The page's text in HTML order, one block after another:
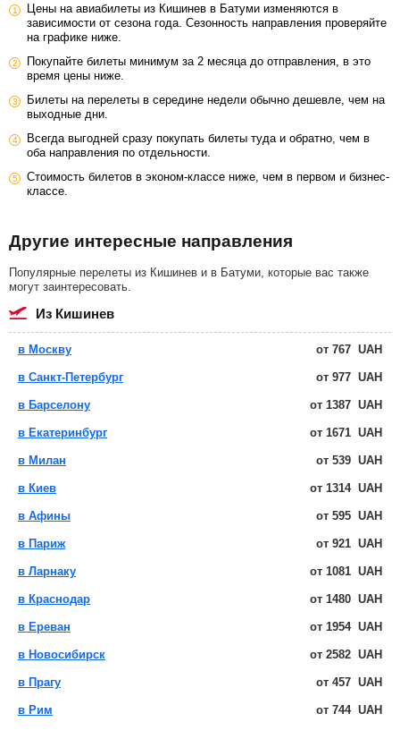
Цены на авиабилеты из Кишинев в Батуми изменяются в
зависимости от сезона года. Сезонность направления проверяйте
на графике ниже.
Покупайте билеты минимум за 2 месяца до отправления, в это
время цены ниже.
Билеты на перелеты в середине недели обычно дешевле, чем на
выходные дни.
Всегда выгодней сразу покупать билеты туда и обратно, чем в
оба направления по отдельности.
Стоимость билетов в эконом-классе ниже, чем в первом и бизнес-
классе.
Другие интересные направления
Популярные перелеты из Кишинев и в Батуми, которые вас также
могут заинтересовать.
из Кишинев
в Москву от 767 UAH
в Санкт-Петербург от 977 UAH
в Барселону от 1387 UAH
в Екатеринбург от 1671 UAH
в Милан от 539 UAH
в Киев от 1314 UAH
в Афины от 595 UAH
в Париж от 921 UAH
в Ларнаку от 1081 UAH
в Краснодар от 1480 UAH
в Ереван от 1954 UAH
в Новосибирск от 2582 UAH
в Прагу от 457 UAH
в Рим от 744 UAH